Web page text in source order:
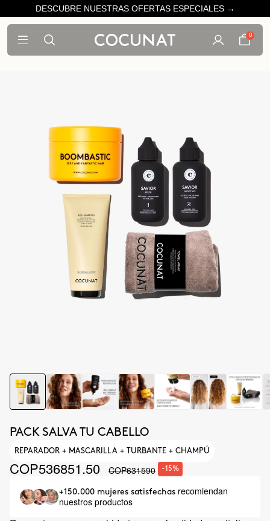
DESCUBRE NUESTRAS OFERTAS ESPECIALES →
0
PACK SALVA TU CABELLO
REPARADOR + MASCARILLA + TURBANTE + CHAMPÚ
COP536851.50 COP631590 -15%
+150.000 mujeres satisfechas recomiendan
nuestros productos